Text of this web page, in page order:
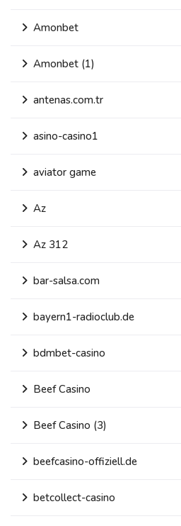
Amonbet
Amonbet (1)
antenas.com.tr
asino-casino1
aviator game
Az
Az 312
bar-salsa.com
bayern1-radioclub.de
bdmbet-casino
Beef Casino
Beef Casino (3)
beefcasino-offiziell.de
betcollect-casino